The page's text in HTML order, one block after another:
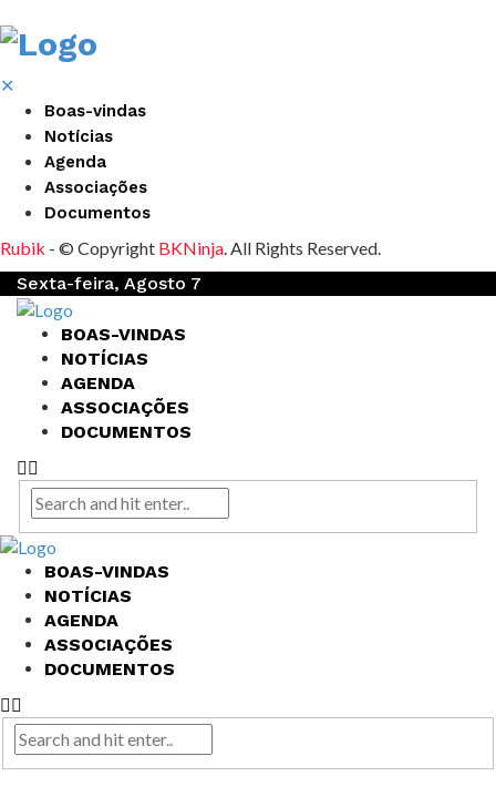
✕
Boas-vindas
Notícias
Agenda
Associações
Documentos
Rubik - © Copyright BKNinja. All Rights Reserved.
Sexta-feira, Agosto 7
BOAS-VINDAS
NOTÍCIAS
AGENDA
ASSOCIAÇÕES
DOCUMENTOS
BOAS-VINDAS
NOTÍCIAS
AGENDA
ASSOCIAÇÕES
DOCUMENTOS